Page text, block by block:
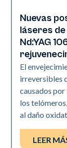
Nuevas
láseres
Nd:YAG
El
irreversibles
causados
los
al daño
LEER